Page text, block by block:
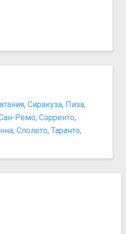
развлечения
Magicland
, Сиракуза, Пиза,
Ремо, Сорренто,
, Сполето, Таранто,